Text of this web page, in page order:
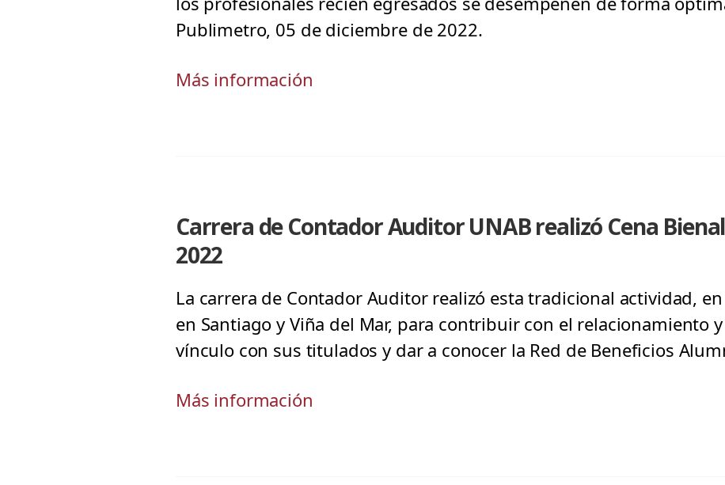
Publimetro, 05 de diciembre de 2022.
Más información
Carrera de Contador Auditor UNAB realizó Cena
2022
La carrera de Contador Auditor realizó esta tradicional actividad,
en Santiago y Viña del Mar, para contribuir con el relacionamiento
vínculo con sus titulados y dar a conocer la Red de Beneficios
Más información